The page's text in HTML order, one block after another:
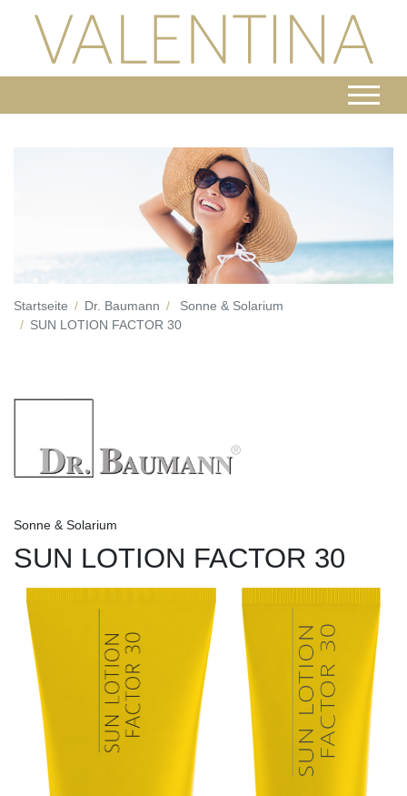
Startseite Dr. Baumann
Sonne & Solarium
SUN LOTION FACTOR 30
Sonne & Solarium
SUN LOTION FACTOR 30